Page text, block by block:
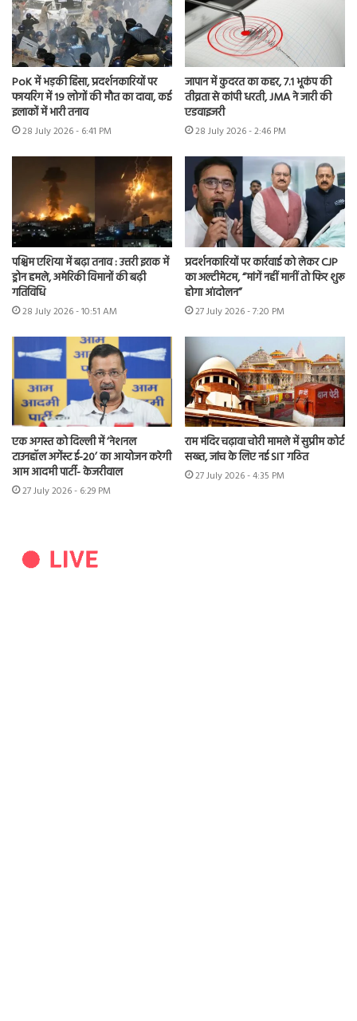
PoK में भड़की हिंसा, प्रदर्शनकारियों पर
फायरिंग में 19 लोगों की मौत का दावा, कई
इलाकों में भारी तनाव
28 July 2026 - 6:41 PM
जापान में कुदरत का कहर, 7.1 भूकंप की
तीव्रता से कांपी धरती, JMA ने जारी की
एडवाइजरी
28 July 2026 - 2:46 PM
पश्चिम एशिया में बढ़ा तनाव : उत्तरी इराक में
ड्रोन हमले, अमेरिकी विमानों की बढ़ी
गतिविधि
28 July 2026 - 10:51 AM
प्रदर्शनकारियों पर कार्रवाई को लेकर CJP
का अल्टीमेटम, “मांगें नहीं मानीं तो फिर शुरू
होगा आंदोलन”
27 July 2026 - 7:20 PM
एक अगस्त को दिल्ली में ‘नेशनल
टाउनहॉल अगेंस्ट ई-20’ का आयोजन करेगी
आम आदमी पार्टी- केजरीवाल
27 July 2026 - 6:29 PM
राम मंदिर चढ़ावा चोरी मामले में सुप्रीम कोर्ट
सख्त, जांच के लिए नई SIT गठित
27 July 2026 - 4:35 PM